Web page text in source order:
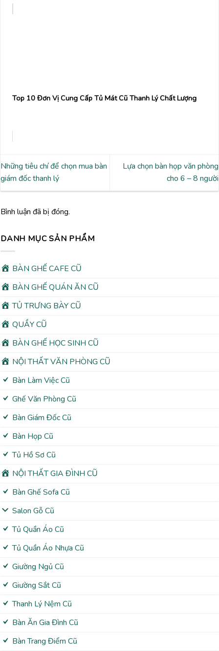
Top 10 Đơn Vị Cung Cấp Tủ Mát Cũ Thanh Lý Chất Lượng
Những tiêu chí để chọn mua bàn
giám đốc thanh lý
Lựa chọn bàn họp văn phòng
cho 6 – 8 người
Bình luận đã bị đóng.
DANH MỤC SẢN PHẨM
BÀN GHẾ CAFE CŨ
BÀN GHẾ QUÁN ĂN CŨ
TỦ TRƯNG BÀY CŨ
QUẦY CŨ
BÀN GHẾ HỌC SINH CŨ
NỘI THẤT VĂN PHÒNG CŨ
Bàn Làm Việc Cũ
Ghế Văn Phòng Cũ
Bàn Giám Đốc Cũ
Bàn Họp Cũ
Tủ Hồ Sơ Cũ
NỘI THẤT GIA ĐÌNH CŨ
Bàn Ghế Sofa Cũ
Salon Gỗ Cũ
Tủ Quần Áo Cũ
Tủ Quần Áo Nhựa Cũ
Giường Ngủ Cũ
Giường Sắt Cũ
Thanh Lý Nệm Cũ
Bàn Ăn Gia Đình Cũ
Bàn Trang Điểm Cũ